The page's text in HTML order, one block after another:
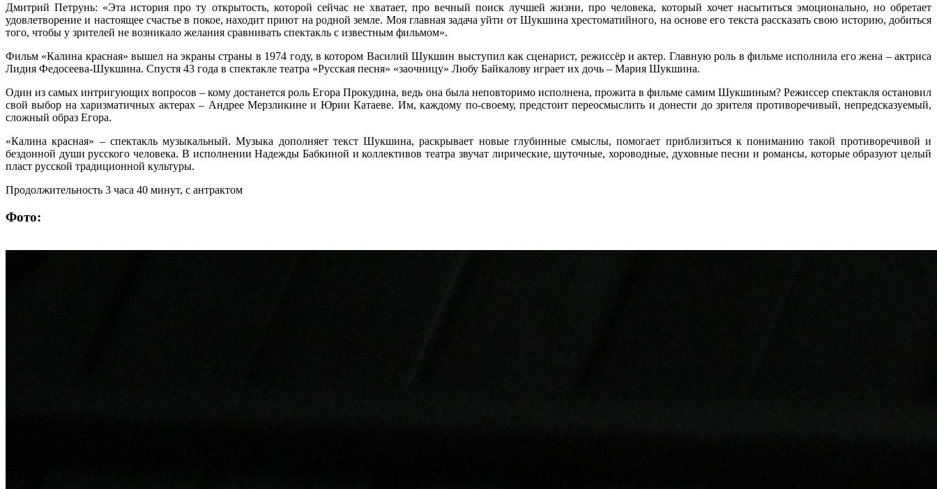
Дмитрий Петрунь: «Эта история про ту открытость, которой сейчас не хватает, про вечный поиск лучшей жизни, про человека, который хочет насытиться эмоционально, но обретает
удовлетворение и настоящее счастье в покое, находит приют на родной земле. Моя главная задача уйти от Шукшина хрестоматийного, на основе его текста рассказать свою историю, добиться
того, чтобы у зрителей не возникало желания сравнивать спектакль с известным фильмом».
Фильм «Калина красная» вышел на экраны страны в 1974 году, в котором Василий Шукшин выступил как сценарист, режиссёр и актер. Главную роль в фильме исполнила его жена – актриса
Лидия Федосеева-Шукшина. Спустя 43 года в спектакле театра «Русская песня» «заочницу» Любу Байкалову играет их дочь – Мария Шукшина.
Один из самых интригующих вопросов – кому достанется роль Егора Прокудина, ведь она была неповторимо исполнена, прожита в фильме самим Шукшиным? Режиссер спектакля остановил
свой выбор на харизматичных актерах – Андрее Мерзликине и Юрии Катаеве. Им, каждому по-своему, предстоит переосмыслить и донести до зрителя противоречивый, непредсказуемый,
сложный образ Егора.
«Калина красная» – спектакль музыкальный. Музыка дополняет текст Шукшина, раскрывает новые глубинные смыслы, помогает приблизиться к пониманию такой противоречивой и
бездонной души русского человека. В исполнении Надежды Бабкиной и коллективов театра звучат лирические, шуточные, хороводные, духовные песни и романсы, которые образуют целый
пласт русской традиционной культуры.
Продолжительность 3 часа 40 минут, с антрактом
Фото: